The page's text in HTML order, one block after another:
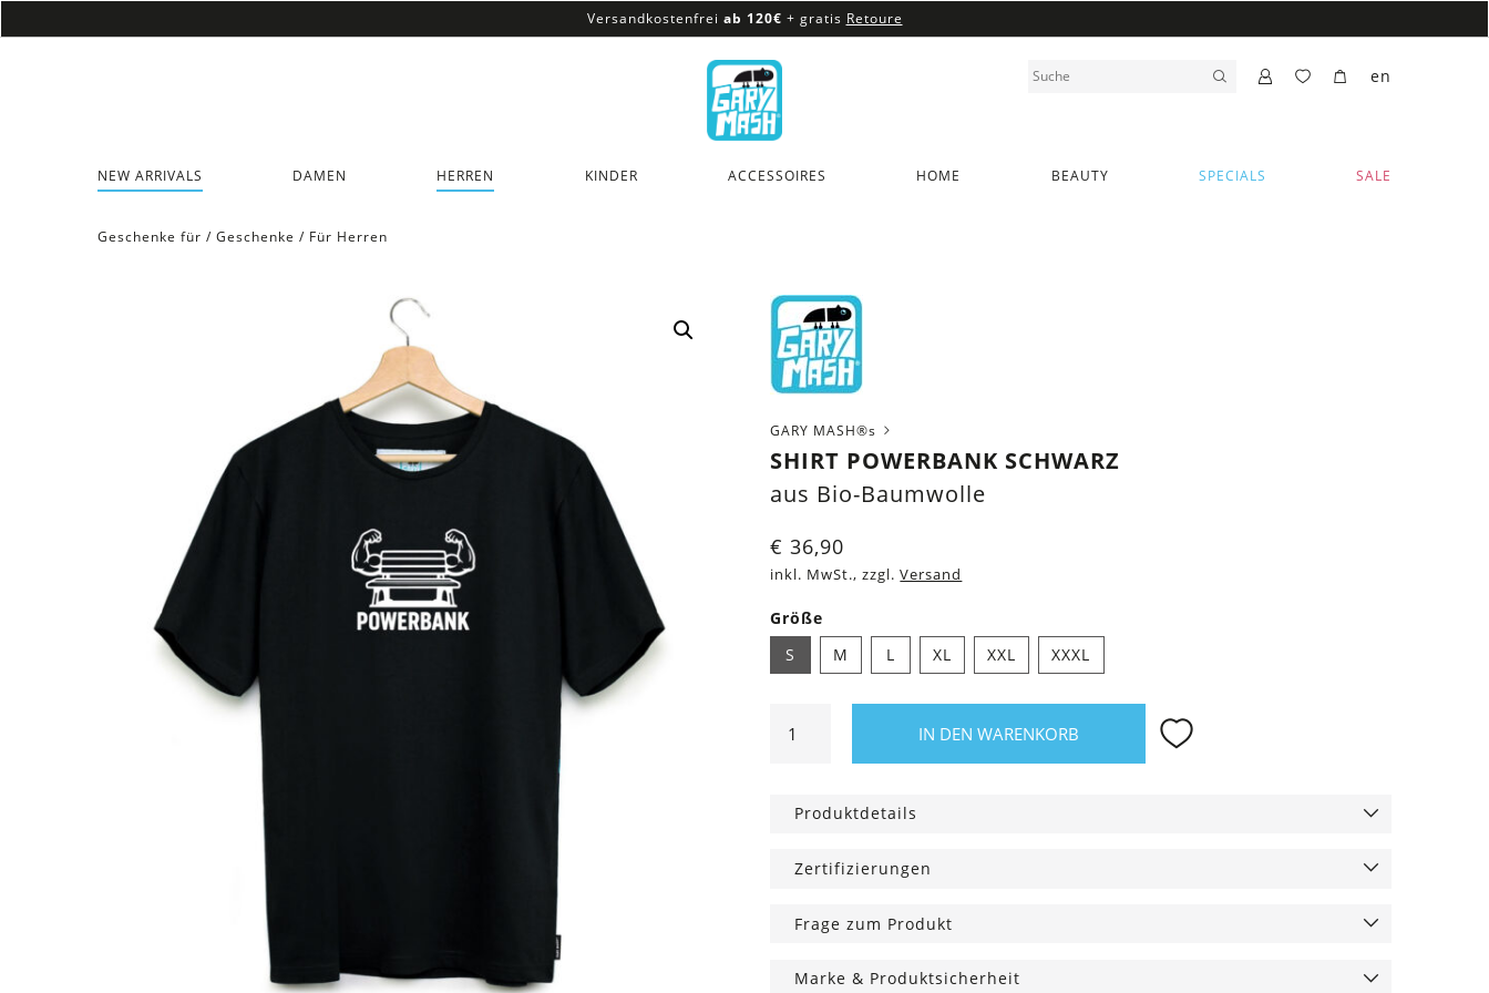
Versandkostenfrei ab 120€ + gratis Retoure
Versandkostenfreiab 120€
NEW ARRIVALS DAMEN HERREN KINDER ACCESSOIRES HOME BEAUTY SPECIALS SALE
en
Geschenke für / Geschenke / Für Herren
GARY MASH®s
SHIRT POWERBANK SCHWARZ
aus Bio-Baumwolle
€ 36,90
inkl. MwSt., zzgl. Versand
Größe
S
M L XL XXL XXXL
Powerbank
IN DEN WARENKORB
Produktdetails
Zertifizierungen
Frage zum Produkt
Marke & Produktsicherheit